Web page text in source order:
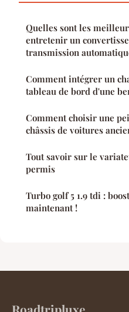
Quelles sont les
entretenir un
transmission
Comment intégrer un
tableau de bord d'une
Comment choisir une
châssis de voitures
Tout savoir sur le
permis
Turbo golf 5 1.9 tdi :
maintenant !